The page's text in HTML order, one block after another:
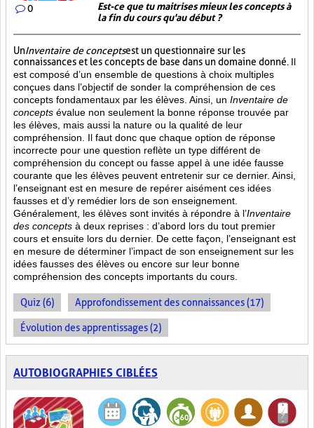
0
Est-ce que tu maitrises mieux les concepts à
la fin du cours qu'au début ?
UnInventaire de conceptsest un questionnaire sur les
connaissances et les concepts de base dans un domaine donné. Il
est composé d’un ensemble de questions à choix multiples
conçues dans l’objectif de sonder la compréhension de ces
concepts fondamentaux par les élèves. Ainsi, un Inventaire de
concepts évalue non seulement la bonne réponse trouvée par
les élèves, mais aussi la nature ou la qualité de leur
compréhension. Il faut donc que chaque option de réponse
incorrecte pour une question reflète un type différent de
compréhension du concept ou fasse appel à une idée fausse
courante que les élèves peuvent entretenir sur ce dernier. Ainsi,
l’enseignant est en mesure de repérer aisément ces idées
fausses et d’y remédier lors de son enseignement.
Généralement, les élèves sont invités à répondre à l’Inventaire
des concepts à deux reprises : d’abord lors du tout premier
cours et ensuite lors du dernier. De cette façon, l’enseignant est
en mesure de déterminer l’impact de son enseignement sur les
idées fausses des élèves ou encore sur leur bonne
compréhension des concepts importants du cours.
Quiz (6) Approfondissement des connaissances (17)
Évolution des apprentissages (2)
AUTOBIOGRAPHIES CIBLÉES